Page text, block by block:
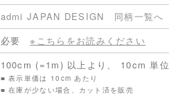
admi JAPAN DESIGN
同柄一覧へ
必要※こちらをお読みください
100cm (=1m) 以上より、 10cm 単位
■ 表示単価は 10cm あたり
■ 在庫が少ない場合、カット済を販売